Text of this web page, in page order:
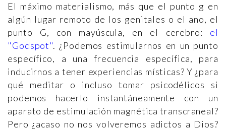
El máximo materialismo, más que el punto g en
algún lugar remoto de los genitales o el ano, el
punto G, con mayúscula, en el cerebro: el
"Godspot". ¿Podemos estimularnos en un punto
específico, a una frecuencia específica, para
inducirnos a tener experiencias místicas? Y ¿para
qué meditar o incluso tomar psicodélicos si
podemos hacerlo instantáneamente con un
aparato de estimulación magnética transcraneal?
Pero ¿acaso no nos volveremos adictos a Dios?